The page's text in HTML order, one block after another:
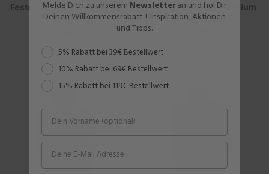
Feste Naturseife fruchtiges
Zitronengras
Preis
STÜCKPREIS
4,95 € / PRO
100G
Spülbürsten-Set Premium
2 in 1 Wechselsystem
Melde Dich zu unserem Newsletter an und hol Dir
Deinen Willkommensrabatt + Inspiration, Aktionen
und Tipps.
Rabattstaffel
5% Rabatt bei 39€ Bestellwert
10% Rabatt bei 69€ Bestellwert
15% Rabatt bei 119€ Bestellwert